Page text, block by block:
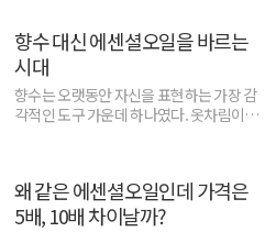
향수 대신 에센셜오일을 바르는
시대
향수는 오랫동안 자신을 표현하는 가장 감
각적인 도구 가운데 하나였다. 옷차림이나
왜 같은 에센셜오일인데 가격은
5배, 10배 차이날까?